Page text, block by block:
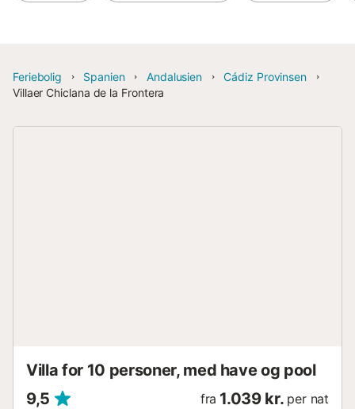
Feriebolig Spanien Andalusien
Cádiz Provinsen
Villaer Chiclana de la Frontera
Villa for 10 personer, med have og pool
9,5
fra 1.039 kr. per nat